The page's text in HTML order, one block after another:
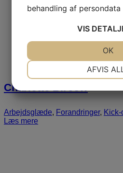
Charlotte Bircow
Arbejdsglæde, Forandringer, Kick-
Læs mere
behandling af persondata
VIS
AFVIS
OK